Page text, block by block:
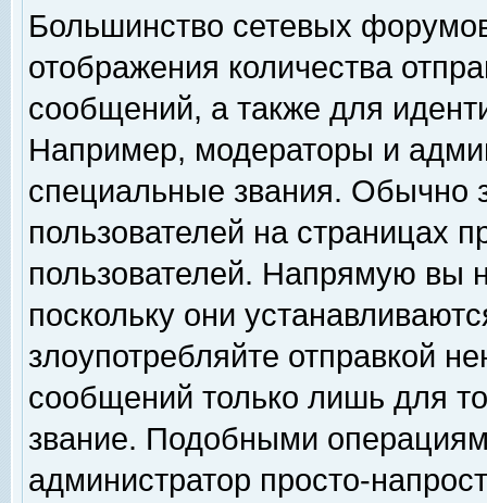
Большинство сетевых
отображения количества
сообщений, а также для
Например, модераторы и
специальные звания. Обычно
пользователей на страницах
пользователей. Напрямую вы
поскольку они
злоупотребляйте отправкой
сообщений только лишь для
звание. Подобными
администратор просто-